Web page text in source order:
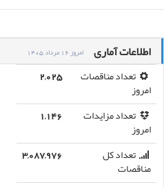
اطلاعات آماری امروز 16 مرداد 1405
تعداد مناقصات
امروز
2,025
تعداد مزایدات
امروز
1,146
تعداد کل
مناقصات
3,087,976